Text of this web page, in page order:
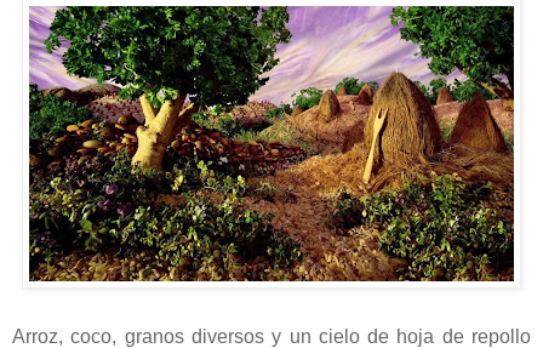
Arroz, coco, granos diversos y un cielo de hoja de repollo